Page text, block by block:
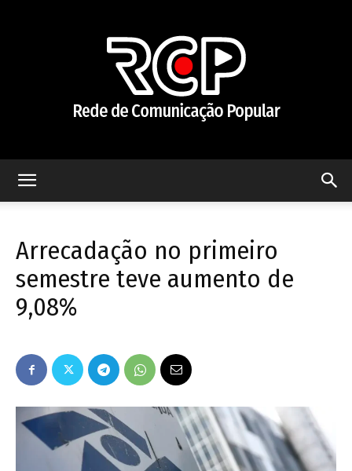
Popular
Arrecadação no primeiro
semestre teve aumento de
9,08%